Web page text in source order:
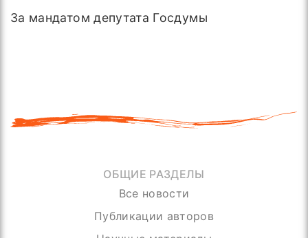
За мандатом депутата Госдумы
ОБЩИЕ РАЗДЕЛЫ
Все новости
Публикации авторов